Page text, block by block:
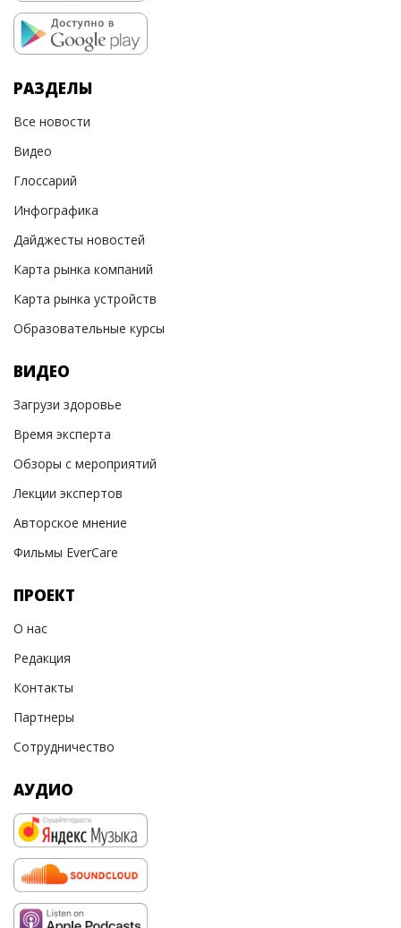
РАЗДЕЛЫ
Все новости
Видео
Глоссарий
Инфографика
Дайджесты новостей
Карта рынка компаний
Карта рынка устройств
Образовательные курсы
ВИДЕО
Загрузи здоровье
Время эксперта
Обзоры с мероприятий
Лекции экспертов
Авторское мнение
Фильмы EverCare
ПРОЕКТ
О нас
Редакция
Контакты
Партнеры
Сотрудничество
АУДИО